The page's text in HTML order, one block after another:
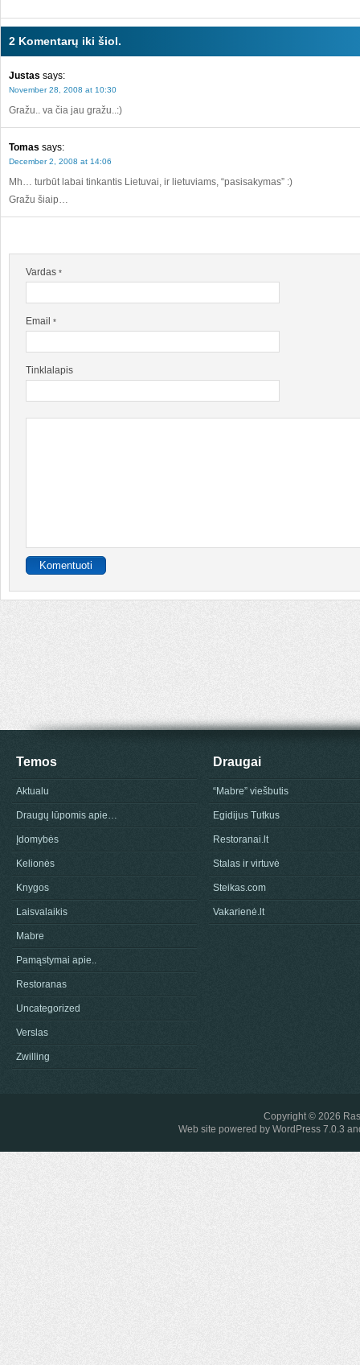
2 Komentarų iki šiol.
Justas says:
November 28, 2008 at 10:30
Gražu.. va čia jau gražu..:)
Tomas says:
December 2, 2008 at 14:06
Mh… turbūt labai tinkantis Lietuvai, ir lietuviams, “pasisakymas” :)
Gražu šiaip…
Vardas *
Email *
Tinklalapis
Temos
Aktualu
Draugų lūpomis apie…
Įdomybės
Kelionės
Knygos
Laisvalaikis
Mabre
Pamąstymai apie..
Restoranas
Uncategorized
Verslas
Zwilling
Draugai
“Mabre” viešbutis
Egidijus Tutkus
Restoranai.lt
Stalas ir virtuvė
Steikas.com
Vakarienė.lt
Copyright © 2026
Web site powered by WordPress 7.0.3